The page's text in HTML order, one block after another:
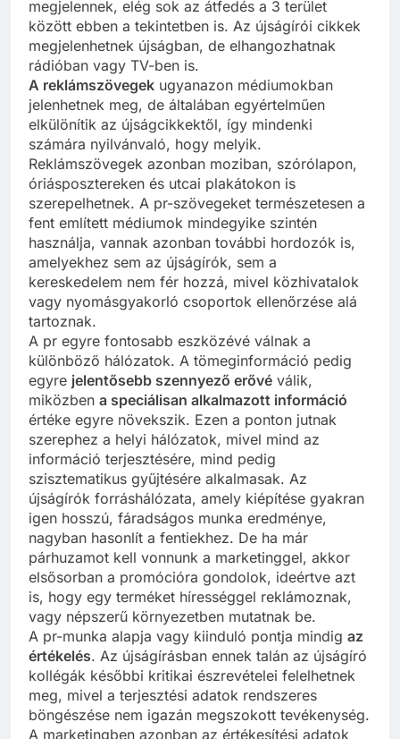
megjelennek, elég sok az átfedés a 3 terület
között ebben a tekintetben is. Az újságírói cikkek
megjelenhetnek újságban, de elhangozhatnak
rádióban vagy TV-ben is.
A reklámszövegek ugyanazon médiumokban
jelenhetnek meg, de általában egyértelműen
elkülönítik az újságcikkektől, így mindenki
számára nyilvánvaló, hogy melyik.
Reklámszövegek azonban moziban, szórólapon,
óriásposztereken és utcai plakátokon is
szerepelhetnek. A pr-szövegeket természetesen a
fent említett médiumok mindegyike szintén
használja, vannak azonban további hordozók is,
amelyekhez sem az újságírók, sem a
kereskedelem nem fér hozzá, mivel közhivatalok
vagy nyomásgyakorló csoportok ellenőrzése alá
tartoznak.
A pr egyre fontosabb eszközévé válnak a
különböző hálózatok. A tömeginformáció pedig
egyre jelentősebb szennyező erővé válik,
miközben a speciálisan alkalmazott információ
értéke egyre növekszik. Ezen a ponton jutnak
szerephez a helyi hálózatok, mivel mind az
információ terjesztésére, mind pedig
szisztematikus gyűjtésére alkalmasak. Az
újságírók forráshálózata, amely kiépítése gyakran
igen hosszú, fáradságos munka eredménye,
nagyban hasonlít a fentiekhez. De ha már
párhuzamot kell vonnunk a marketinggel, akkor
elsősorban a promócióra gondolok, ideértve azt
is, hogy egy terméket hírességgel reklámoznak,
vagy népszerű környezetben mutatnak be.
A pr-munka alapja vagy kiinduló pontja mindig az
értékelés. Az újságírásban ennek talán az újságíró
kollégák későbbi kritikai észrevételei felelhetnek
meg, mivel a terjesztési adatok rendszeres
böngészése nem igazán megszokott tevékenység.
A marketingben azonban az értékesítési adatok